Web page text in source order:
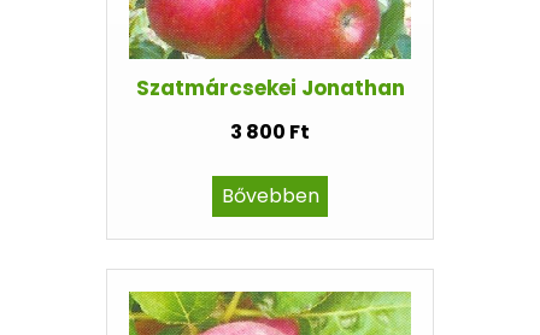
Szatmárcsekei Jonathan
3 800 Ft
Bővebben